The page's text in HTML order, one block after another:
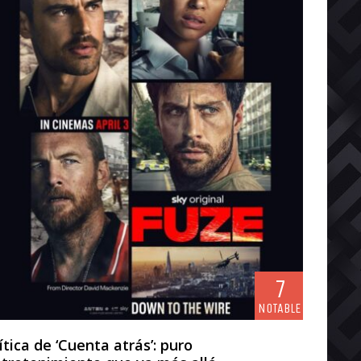
7
NOTABLE
de ‘Cuenta atrás’: puro